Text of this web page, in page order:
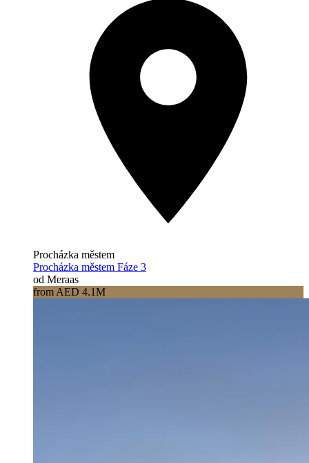
Procházka městem
Procházka městem Fáze 3
od Meraas
from AED 4.1M